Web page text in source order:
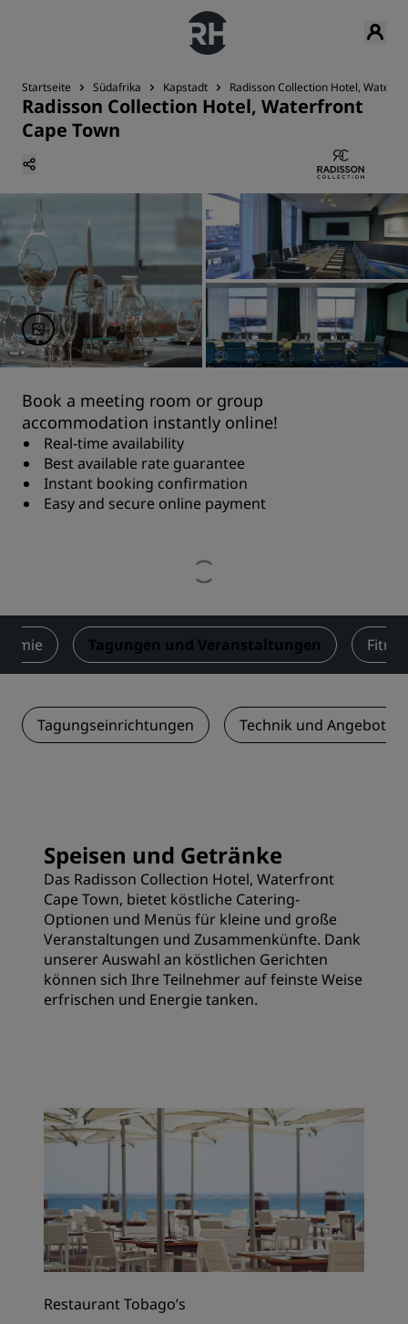
Startseite Südafrika Kapstadt Radisson Collection Hotel,
Radisson Collection Hotel, Waterfront
Cape Town
Book a meeting room or group
accommodation instantly online!
Real-time availability
Best available rate guarantee
Instant booking confirmation
Easy and secure online payment
Tagungen und Veranstaltungen
Tagungseinrichtungen Technik und
Speisen und Getränke
Das Radisson Collection Hotel, Waterfront
Cape Town, bietet köstliche Catering-
Optionen und Menüs für kleine und große
Veranstaltungen und Zusammenkünfte. Dank
unserer Auswahl an köstlichen Gerichten
können sich Ihre Teilnehmer auf feinste Weise
erfrischen und Energie tanken.
Restaurant Tobago’s